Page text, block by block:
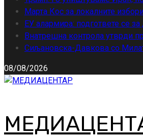
Марта Кос за локалните
ЕУ алармира: подгответе се
Внатрешна контрола утврди
Сиљановска-Давкова со
08/08/2026